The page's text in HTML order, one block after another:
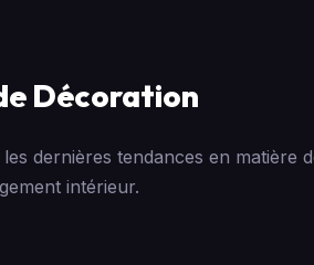
Décoration
dernières tendances en matière
intérieur.